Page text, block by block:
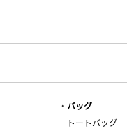
バッグ
トートバッグ